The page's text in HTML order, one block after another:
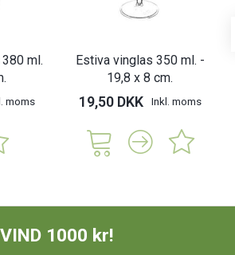
ml.
moms
Estiva vinglas 350 ml. -
19,8 x 8 cm.
19,50 DKK Inkl. moms
VIND 1000 kr!